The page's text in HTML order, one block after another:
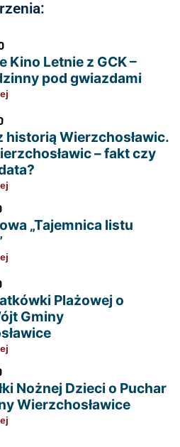
Kino Letnie z GCK –
pod gwiazdami
historią Wierzchosławic.
– fakt czy
„Tajemnica listu
Plażowej o
Gminy
Nożnej Dzieci o Puchar
Wierzchosławice